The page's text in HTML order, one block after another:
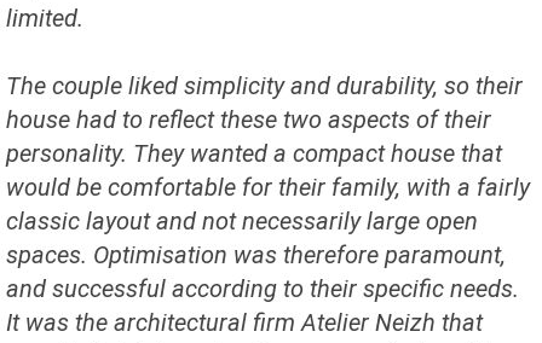
limited.
The couple liked simplicity and durability, so their
house had to reflect these two aspects of their
personality. They wanted a compact house that
would be comfortable for their family, with a fairly
classic layout and not necessarily large open
spaces. Optimisation was therefore paramount,
and successful according to their specific needs.
It was the architectural firm Atelier Neizh that